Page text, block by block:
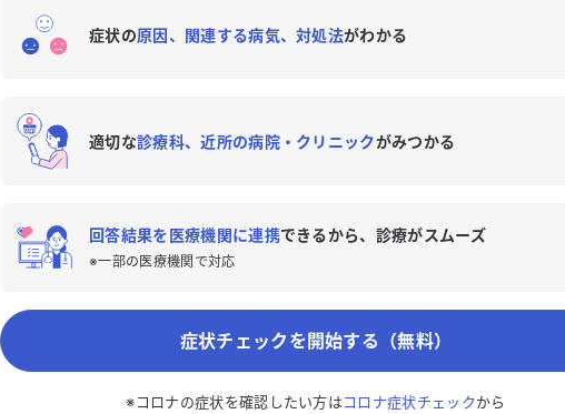
症状の原因、関連する病気、対処法がわかる
適切な診療科、近所の病院・クリニックがみつかる
回答結果を医療機関に連携できるから、診療がスムーズ
※一部の医療機関で対応
症状チェックを開始する（無料）
※コロナの症状を確認したい方はコロナ症状チェックから